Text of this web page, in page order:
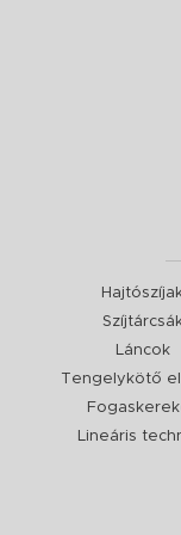
Láncok
Tengelykötő
Lineáris